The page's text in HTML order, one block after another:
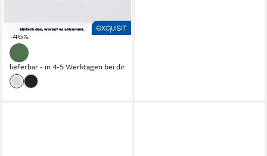
-46%
lieferbar - in 4-5 Werktagen bei dir